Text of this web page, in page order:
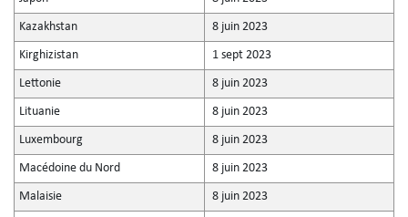
Kazakhstan 8 juin 2023
Kirghizistan 1 sept 2023
Lettonie 8 juin 2023
Lituanie 8 juin 2023
Luxembourg 8 juin 2023
Macédoine du Nord 8 juin 2023
Malaisie 8 juin 2023